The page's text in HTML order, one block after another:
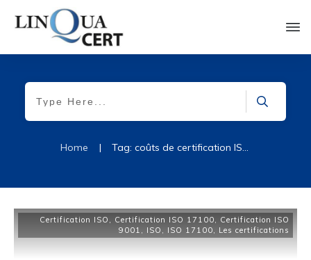
Home | Tag: coûts de certification ISO 17100
Certification ISO , Certification ISO 17100, Certification ISO
9001 , ISO , ISO 17100, Les certifications